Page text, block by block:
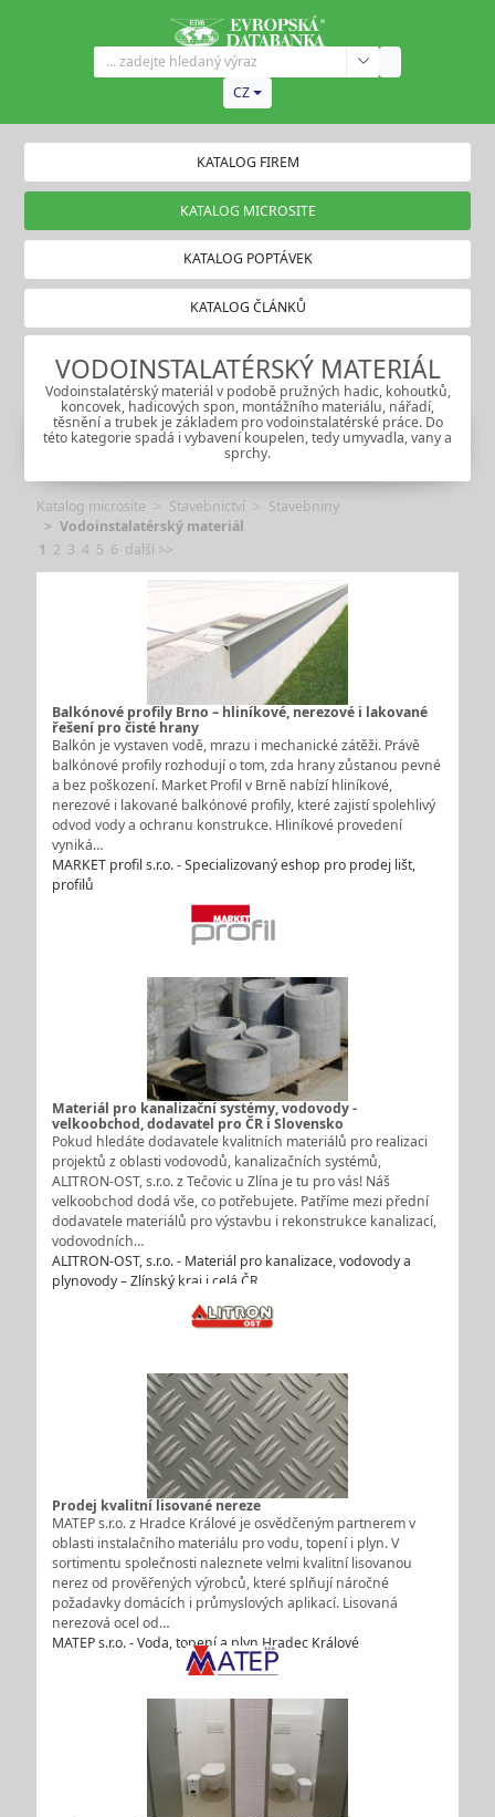
CZ
KATALOG FIREM
KATALOG MICROSITE
KATALOG POPTÁVEK
KATALOG ČLÁNKŮ
VODOINSTALATÉRSKÝ MATERIÁL
Vodoinstalatérský materiál v podobě pružných hadic, kohoutků,
koncovek, hadicových spon, montážního materiálu, nářadí,
těsnění a trubek je základem pro vodoinstalatérské práce. Do
této kategorie spadá i vybavení koupelen, tedy umyvadla, vany a
sprchy.
Katalog microsite Stavebnictví
Stavebniny
Vodoinstalatérský materiál
1 2 3 4 5 6 další >>
Balkónové profily Brno – hliníkové, nerezové i lakované
řešení pro čisté hrany
Balkón je vystaven vodě, mrazu i mechanické zátěži. Právě
balkónové profily rozhodují o tom, zda hrany zůstanou pevné
a bez poškození. Market Profil v Brně nabízí hliníkové,
nerezové i lakované balkónové profily, které zajistí spolehlivý
odvod vody a ochranu konstrukce. Hliníkové provedení
vyniká…
MARKET profil s.r.o. - Specializovaný eshop pro prodej lišt,
profilů
Materiál pro kanalizační systémy, vodovody -
velkoobchod, dodavatel pro ČR i Slovensko
Pokud hledáte dodavatele kvalitních materiálů pro realizaci
projektů z oblasti vodovodů, kanalizačních systémů,
ALITRON-OST, s.r.o. z Tečovic u Zlína je tu pro vás! Náš
velkoobchod dodá vše, co potřebujete. Patříme mezi přední
dodavatele materiálů pro výstavbu i rekonstrukce kanalizací,
vodovodních…
ALITRON-OST, s.r.o. - Materiál pro kanalizace, vodovody a
plynovody – Zlínský kraj i celá ČR
Prodej kvalitní lisované nereze
MATEP s.r.o. z Hradce Králové je osvědčeným partnerem v
oblasti instalačního materiálu pro vodu, topení i plyn. V
sortimentu společnosti naleznete velmi kvalitní lisovanou
nerez od prověřených výrobců, které splňují náročné
požadavky domácích i průmyslových aplikací. Lisovaná
nerezová ocel od…
MATEP s.r.o. - Voda, topení a plyn Hradec Králové